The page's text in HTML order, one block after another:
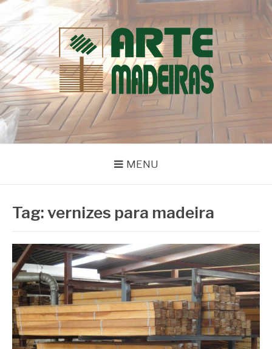
Pular
para
o
conteúdo
BLOG | ARTE
MADEIRAS
Dicas e Novidades sobre Madeiras
MENU
Tag:vernizes para madeira